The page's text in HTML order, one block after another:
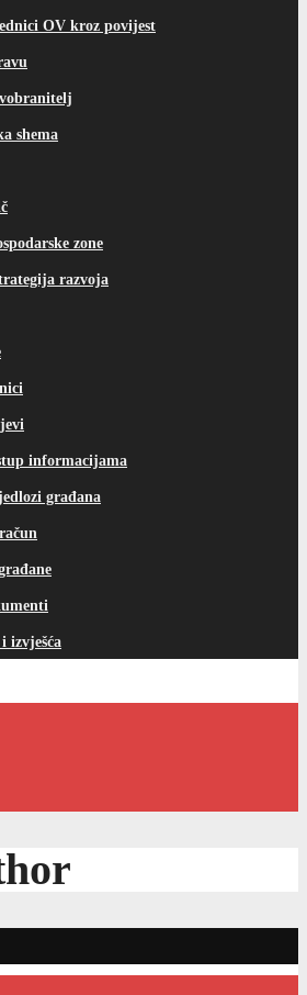
OV kroz povijest
shema
zone
razvoja
informacijama
građana
izvješća